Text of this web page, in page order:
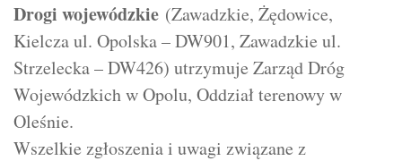
Drogi wojewódzkie (Zawadzkie, Żędowice,
Kielcza ul. Opolska – DW901, Zawadzkie ul.
Strzelecka – DW426) utrzymuje Zarząd Dróg
Wojewódzkich w Opolu, Oddział terenowy w
Oleśnie.
Wszelkie zgłoszenia i uwagi związane z